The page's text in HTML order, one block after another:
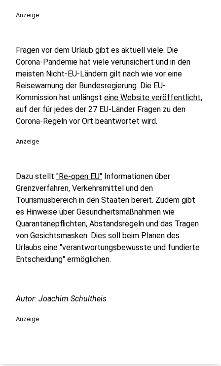
Anzeige
Fragen vor dem Urlaub gibt es aktuell viele. Die
Corona-Pandemie hat viele verunsichert und in den
meisten Nicht-EU-Ländern gilt nach wie vor eine
Reisewarnung der Bundesregierung. Die EU-
Kommission hat unlängst eine Website veröffentlicht,
auf der für jedes der 27 EU-Länder Fragen zu den
Corona-Regeln vor Ort beantwortet wird.
Anzeige
Dazu stellt "Re-open EU" Informationen über
Grenzverfahren, Verkehrsmittel und den
Tourismusbereich in den Staaten bereit. Zudem gibt
es Hinweise über Gesundheitsmaßnahmen wie
Quarantänepflichten, Abstandsregeln und das Tragen
von Gesichtsmasken. Dies soll beim Planen des
Urlaubs eine "verantwortungsbewusste und fundierte
Entscheidung" ermöglichen.
Autor: Joachim Schultheis
Anzeige